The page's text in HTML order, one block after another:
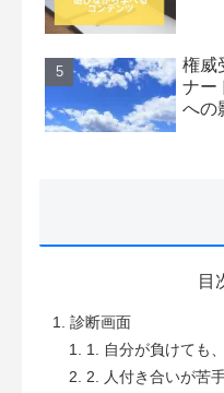
権威
ナー
への
目
診断画面
1. 自分が負けても
2. 人付き合いが苦